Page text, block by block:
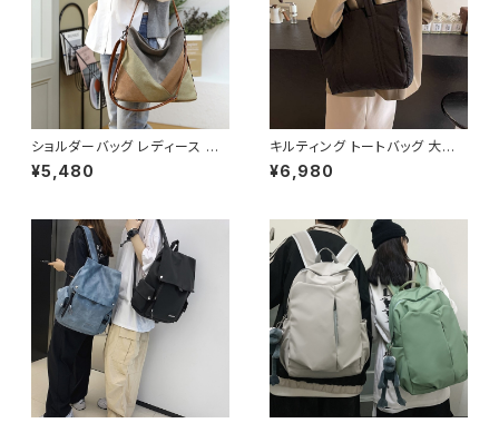
ショルダーバッグ レディース バ
ッグ 春夏 秋冬 春 夏 秋 冬 トー
トバッグ バッグ 斜め掛け 肩掛け
けバッグ 肩掛けバッグ シンプル
ショルダー ハンドバッグ コーヒ
ー グレー デート 通勤バッグ オ
フィスカジュアル デイリー お出
かけ オフィス カジュアル OL 上
品 大人 10代 20代 30代 40代
K-B0040
¥5,480
キルティング トートバッグ 大容
量 肩掛けバッグ レディース バッ
グ シンプル 無地 カジュアル 韓
¥6,980